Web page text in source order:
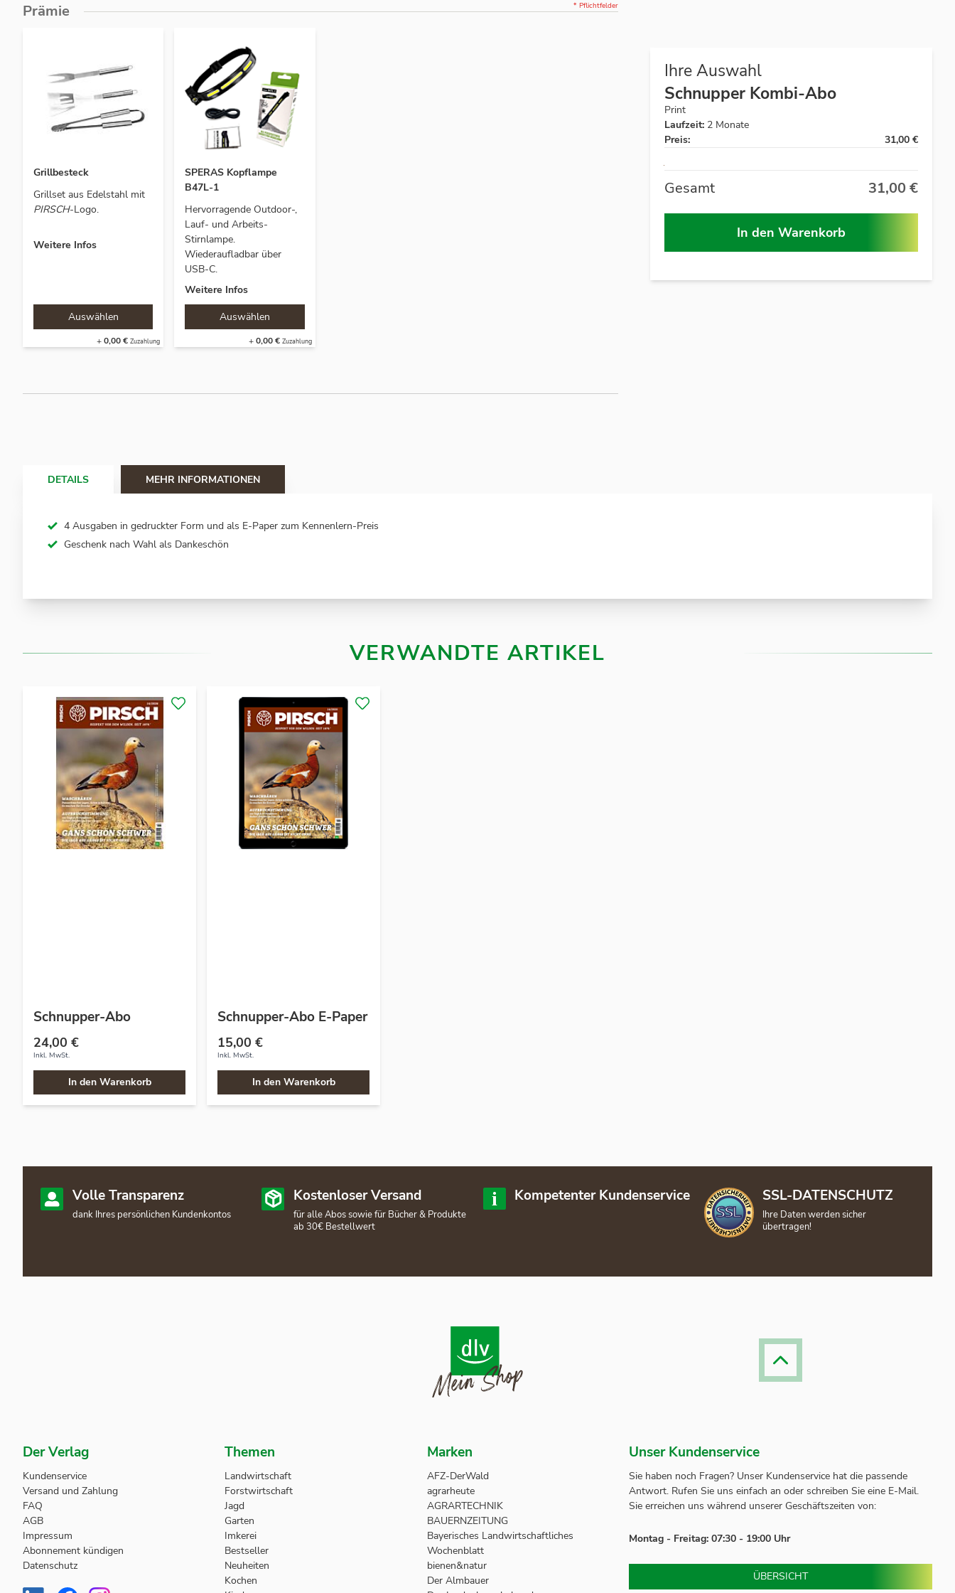
Prämie
Grillbesteck
+0,00 €
Grillset aus Edelstahl mit
PIRSCH-Logo.
Weitere Infos
SPERAS Kopflampe
B47L-1
+0,00 €
Hervorragende Outdoor-,
Lauf- und Arbeits-
Stirnlampe.
Wiederaufladbar über
USB-C.
Weitere Infos
* Pflichtfelder
Ihre Auswahl
Schnupper Kombi-Abo
Print
Laufzeit: 2 Monate
Preis:
31,00 €
Auf
Gesamt 31,00 €
In den Warenkorb
DETAILS
4 Ausgaben in gedruckter Form und als E-Paper zum Kennenlern-Preis
Geschenk nach Wahl als Dankeschön
MEHR INFORMATIONEN
VERWANDTE ARTIKEL
Schnupper-Abo
24,00 €
Inkl. MwSt.
In den Warenkorb
Schnupper-Abo E-Paper
15,00 €
Inkl. MwSt.
In den Warenkorb
Volle Transparenz
dank Ihres persönlichen Kundenkontos
Kostenloser Versand
für alle Abos sowie für Bücher & Produkte
ab 30€ Bestellwert
Kompetenter Kundenservice SSL-DATENSCHUTZ
Ihre Daten werden sicher
übertragen!
Der Verlag
Kundenservice
Versand und Zahlung
FAQ
AGB
Impressum
Abonnement kündigen
Datenschutz
Themen
Landwirtschaft
Forstwirtschaft
Jagd
Garten
Imkerei
Bestseller
Neuheiten
Kochen
Marken
AFZ-DerWald
agrarheute
AGRARTECHNIK
BAUERNZEITUNG
Bayerisches Landwirtschaftliches
Wochenblatt
bienen&natur
Der Almbauer
Unser Kundenservice
Sie haben noch Fragen? Unser Kundenservice hat die passende
Antwort. Rufen Sie uns einfach an oder schreiben Sie eine E-Mail.
Sie erreichen uns während unserer Geschäftszeiten von:
Montag - Freitag: 07:30 - 19:00 Uhr
ÜBERSICHT